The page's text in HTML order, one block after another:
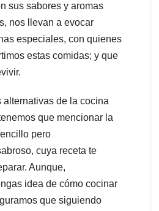
sus sabores y aromas
nos llevan a evocar
especiales, con quienes
estas comidas; y que
alternativas de la cocina
que mencionar la
pero
cuya receta te
Aunque,
idea de cómo cocinar
que siguiendo